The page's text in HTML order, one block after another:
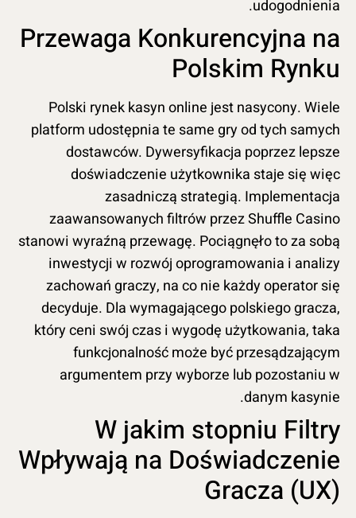
udogodnienia.
Przewaga Konkurencyjna na
Polskim Rynku
Polski rynek kasyn online jest nasycony. Wiele
platform udostępnia te same gry od tych samych
dostawców. Dywersyfikacja poprzez lepsze
doświadczenie użytkownika staje się więc
zasadniczą strategią. Implementacja
zaawansowanych filtrów przez Shuffle Casino
stanowi wyraźną przewagę. Pociągnęło to za sobą
inwestycji w rozwój oprogramowania i analizy
zachowań graczy, na co nie każdy operator się
decyduje. Dla wymagającego polskiego gracza,
który ceni swój czas i wygodę użytkowania, taka
funkcjonalność może być przesądzającym
argumentem przy wyborze lub pozostaniu w
danym kasynie.
W jakim stopniu Filtry
Wpływają na Doświadczenie
Gracza (UX)